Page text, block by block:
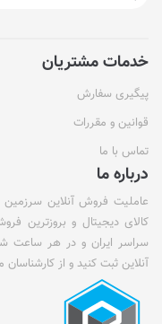
خدمات مشتریان
پیگیری سفارش
قوانین و مقررات
تماس با ما
درباره ما
عاملیت فروش آنلاین سرزمین
کالای دیجیتال و بروزترین
سراسر ایران و در هر ساعت
آنلاین ثبت کنید و از کارشناسان